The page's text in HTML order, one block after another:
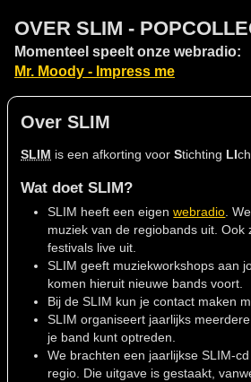
OVER SLIM -
Momenteel speelt onze webradio:
Mr. Moody - Impress me
Over SLIM
SLIM is een afkorting voorStichting LI
Wat doet SLIM?
SLIM heeft een eigenwebradio .
muziek van de regiobands uit. Ook
festivals live uit.
SLIM geeft muziekworkshops aan
komen hieruit nieuwe bands voort.
Bij de SLIM kun je contact maken
SLIM organiseert jaarlijks
je band kunt optreden.
We brachten een jaarlijkse SLIM-
regio. Die uitgave is gestaakt,